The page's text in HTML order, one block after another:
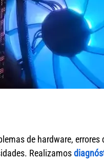
de hardware, errores
Realizamos